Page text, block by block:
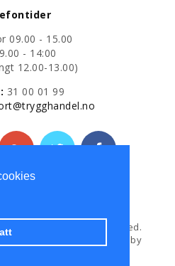
09.00 - 15.00
- 14:00
12.00-13.00)
31 00 01 99
AS
All Rights Reserved.
Powered by